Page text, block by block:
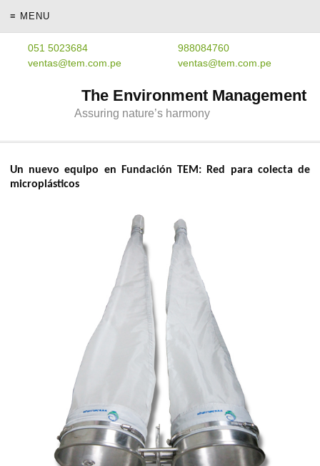
≡ MENU
051 5023684
988084760
ventas@tem.com.pe
ventas@tem.com.pe
The Environment Management
Assuring nature’s harmony
Un nuevo equipo en Fundación TEM: Red para colecta de
microplásticos